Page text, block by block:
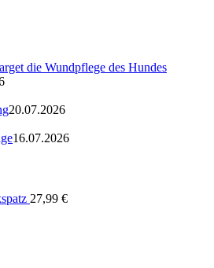
die Wundpflege des Hundes
20.07.2026
16.07.2026
27,99 €